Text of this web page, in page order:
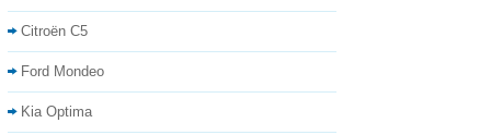
Citroën C5
Ford Mondeo
Kia Optima